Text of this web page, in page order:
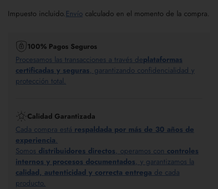
Impuesto incluido.Envío calculado en el momento de la compra.
100% Pagos Seguros
Procesamos las transacciones a través deplataformas
certificadas y seguras, garantizando confidencialidad y
protección total.
Calidad Garantizada
Cada compra está respaldada por más de 30 años de
experiencia.
Somos distribuidores directos, operamos con controles
internos y procesos documentados, y garantizamos la
calidad, autenticidad y correcta entrega de cada
producto.